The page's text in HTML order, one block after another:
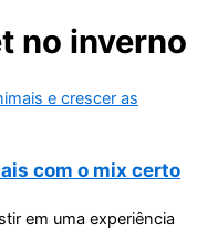
no inverno
com o mix certo
em uma experiência